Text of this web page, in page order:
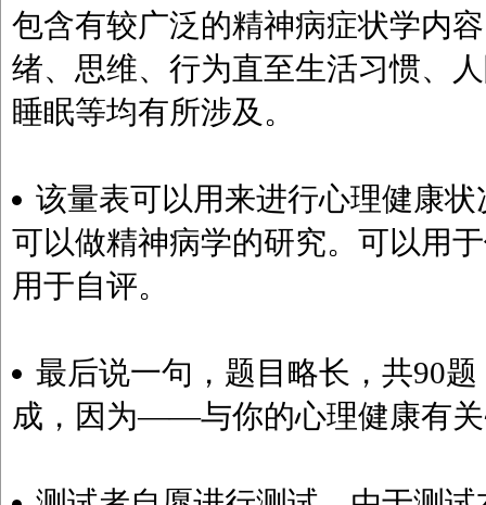
包含有较广泛的精神病症状学内
绪、思维、行为直至生活习惯、
睡眠等均有所涉及。
该量表可以用来进行心理健康
可以做精神病学的研究。可以用
用于自评。
最后说一句，题目略长，共90
成，因为——与你的心理健康有关